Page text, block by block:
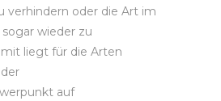
verhindern oder die Art im
wieder zu
liegt für die Arten
auf